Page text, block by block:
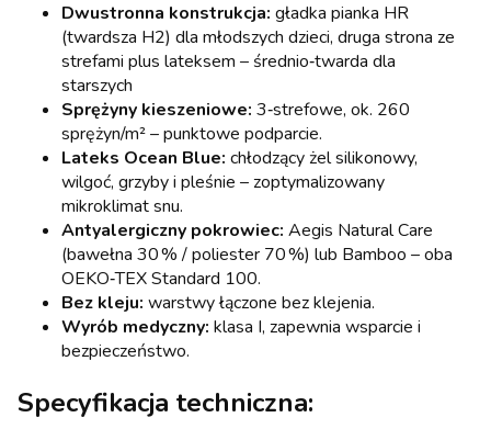
Dwustronna konstrukcja: gładka pianka HR
(twardsza H2) dla młodszych dzieci, druga strona ze
strefami plus lateksem – średnio‑twarda dla
starszych
Sprężyny kieszeniowe: 3‑strefowe, ok. 260
sprężyn/m² – punktowe podparcie.
Lateks Ocean Blue: chłodzący żel silikonowy,
wilgoć, grzyby i pleśnie – zoptymalizowany
mikroklimat snu.
Antyalergiczny pokrowiec: Aegis Natural Care
(bawełna 30 % / poliester 70 %) lub Bamboo – oba
OEKO‑TEX Standard 100.
Bez kleju: warstwy łączone bez klejenia.
Wyrób medyczny: klasa I, zapewnia wsparcie i
bezpieczeństwo.
Specyfikacja techniczna: